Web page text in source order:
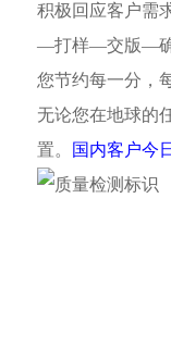
积极回应客户需
—打样—交版—确
您节约每一分，
无论您在地球的
置。
国内客户今